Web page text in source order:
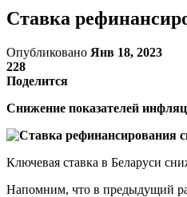
Ставка
Опубликовано Янв 18, 2023
228
Поделится
Снижение показателей
Ключевая ставка в Беларуси
Напомним, что в предыдущий